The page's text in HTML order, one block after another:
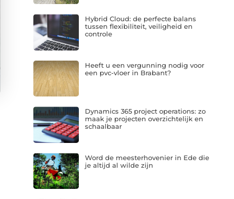
Hybrid Cloud: de perfecte balans
tussen flexibiliteit, veiligheid en
controle
Heeft u een vergunning nodig voor
een pvc-vloer in Brabant?
Dynamics 365 project operations: zo
maak je projecten overzichtelijk en
schaalbaar
Word de meesterhovenier in Ede die
je altijd al wilde zijn